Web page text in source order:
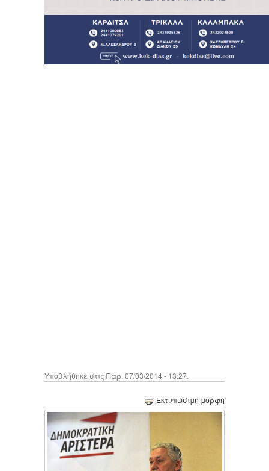
Υποβλήθηκε στις Παρ, 07/03/2014 - 13:27.
Εκτυπώσιμη μορφή